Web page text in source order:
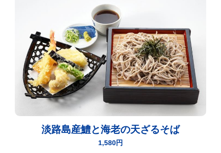
淡路島産鱧と海老の天ざるそば
1,580円